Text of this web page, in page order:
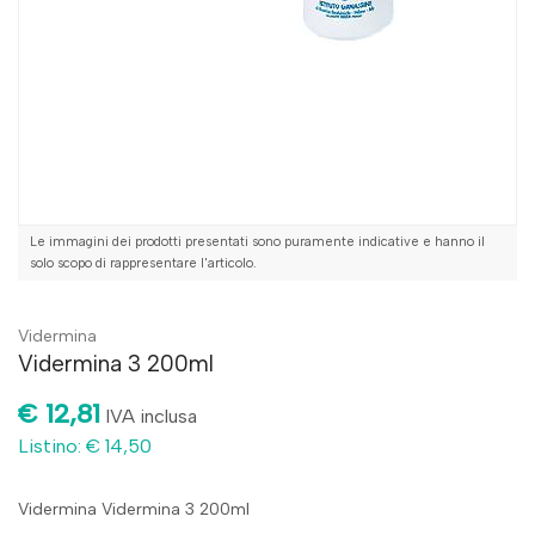
Le immagini dei prodotti presentati sono puramente indicative e hanno il
solo scopo di rappresentare l'articolo.
Vidermina
Vidermina 3 200ml
€ 12,81 IVA inclusa
Listino: € 14,50
Vidermina Vidermina 3 200ml